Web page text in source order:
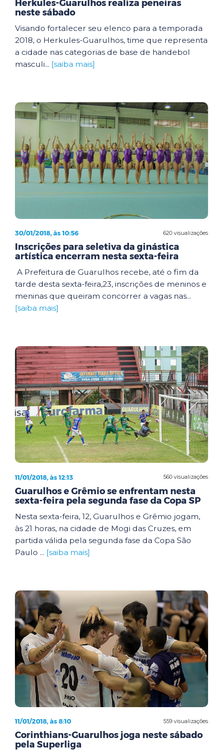
Herkules-Guarulhos realiza peneiras
neste sábado
Visando fortalecer seu elenco para a temporada
2018, o Herkules-Guarulhos, time que representa
a cidade nas categorias de base de handebol
masculi... [saiba mais]
620 visualizações
30/01/2018, às 10:56
Inscrições para seletiva da ginástica
artística encerram nesta sexta-feira
A Prefeitura de Guarulhos recebe, até o fim da
tarde desta sexta-feira,23, inscrições de meninos e
meninas que queiram concorrer a vagas nas...
[saiba mais]
560 visualizações
11/01/2018, às 12:13
Guarulhos e Grêmio se enfrentam nesta
sexta-feira pela segunda fase da Copa SP
Nesta sexta-feira, 12, Guarulhos e Grêmio jogam,
às 21 horas, na cidade de Mogi das Cruzes, em
partida válida pela segunda fase da Copa São
Paulo ... [saiba mais]
559 visualizações
11/01/2018, às 8:10
Corinthians-Guarulhos joga neste sábado
pela Superliga